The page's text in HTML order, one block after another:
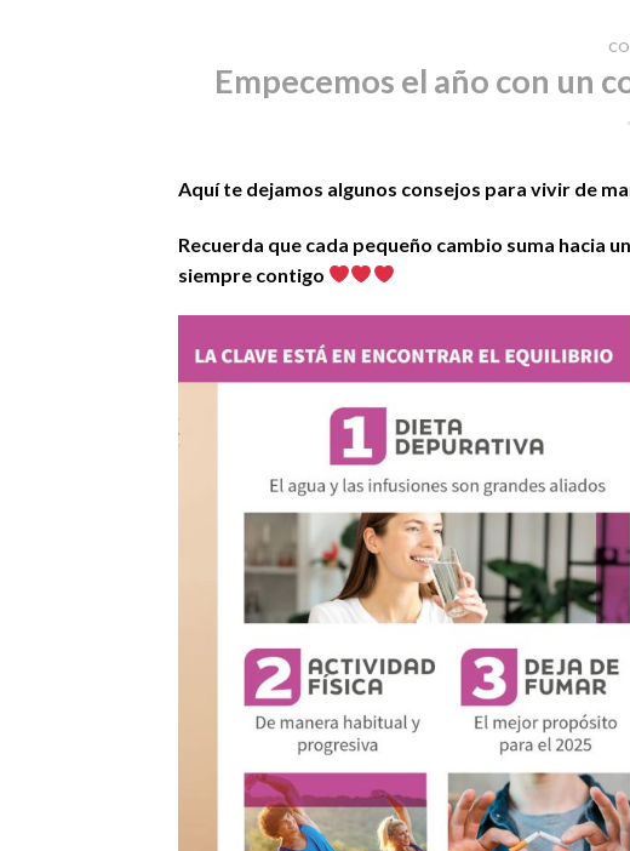
Empecemos el año con un
Aquí te dejamos algunos consejos para vivir de
Recuerda que cada pequeño cambio suma hacia
siempre contigo